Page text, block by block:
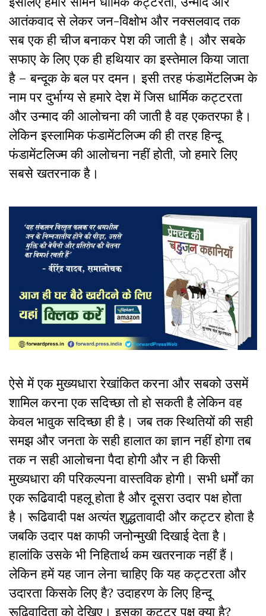
आतंकवाद से लेकर जन-विक्षोभ और नक्सलवाद तक
सब एक ही चीज बनाकर पेश की जाती है। और सबके
सफाए के लिए एक ही हथियार का इस्तेमाल किया जाता
है – बन्दूक के बल पर दमन। इसी तरह फंडामेंटलिज्म के
नाम पर दुर्भाग्य से हमारे देश में जिस धार्मिक कट्टरता
और उन्माद की आलोचना की जाती है वह एकतरफा है।
लेकिन इस्लामिक फंडामेंटलिज्म की ही तरह हिन्दू
फंडामेंटलिज्म की आलोचना नहीं होती, जो हमारे लिए
सबसे खतरनाक है।
ऐसे में एक मुख्यधारा रेखांकित करना और सबको उसमें
शामिल करना एक सदिच्छा तो हो सकती है लेकिन वह
केवल भावुक सदिच्छा ही है। जब तक स्थितियों की सही
समझ और जनता के सही हालात का ज्ञान नहीं होगा तब
तक न सही आलोचना पैदा होगी और न ही किसी
मुख्यधारा की परिकल्पना वास्तविक होगी। सभी धर्मों का
एकरूढिवादीपहलू होता है और दूसरा उदार पक्ष होता
है।रूढिवादीपक्ष अत्यंत शुद्धतावादी और कट्टर होता है
जबकि उदार पक्ष काफी जनोन्मुखी दिखाई देता है।
हालांकि उसके भी निहितार्थ कम खतरनाक नहीं हैं।
लेकिन हमें यह जान लेना चाहिए कि यह कट्टरता और
उदारता किसके लिए है? उदाहरण के लिए हिन्दू
रूढिवादिता को देखिए। इसका कट्टर पक्ष क्या है?